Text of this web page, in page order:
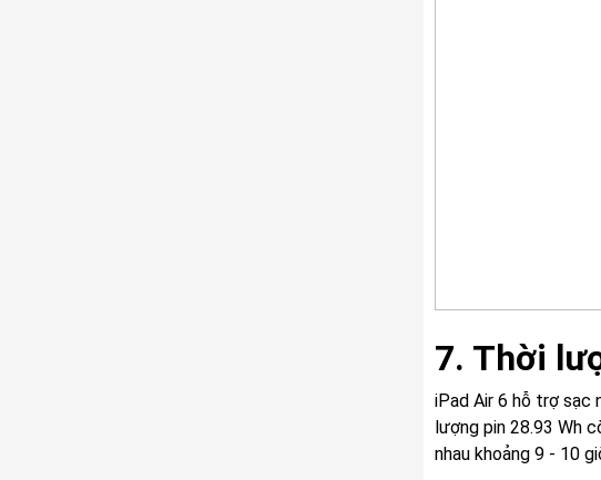
7. Thời
iPad Air 6 hỗ trợ sạc
lượng pin 28.93 Wh
nhau khoảng 9 - 10